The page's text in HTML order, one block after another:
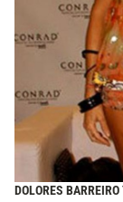
DOLORES